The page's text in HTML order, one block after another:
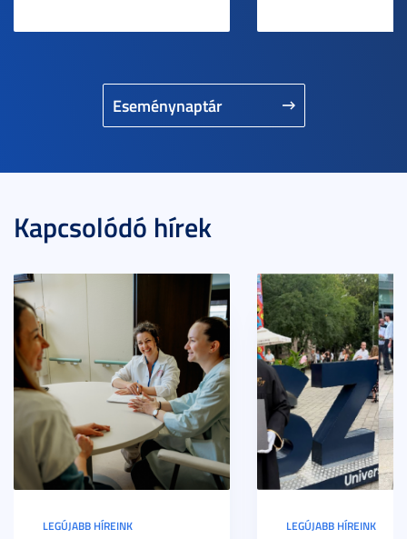
Eseménynaptár
Kapcsolódó hírek
LEGÚJABB HÍREINK LEGÚJABB HÍREINK